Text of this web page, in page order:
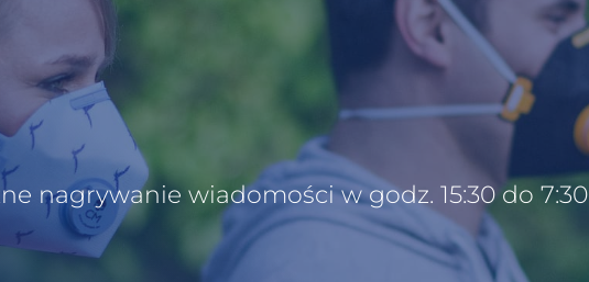
nagrywanie wiadomości w godz. 15:30 do 7:30